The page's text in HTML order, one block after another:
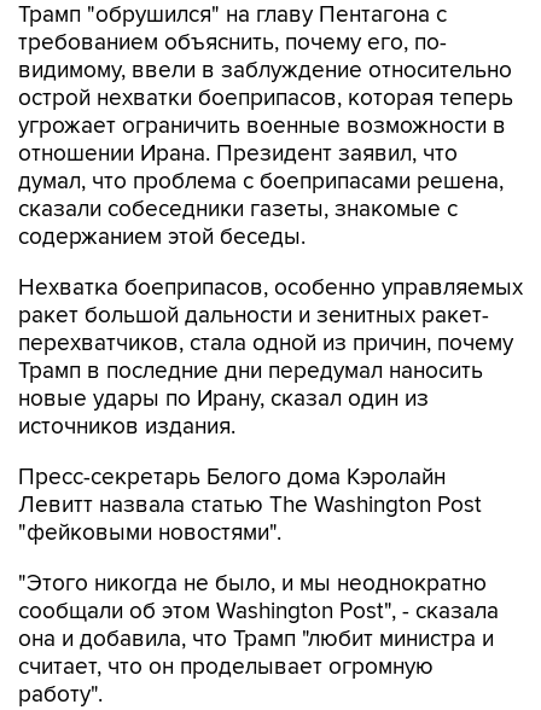
Трамп "обрушился" на главу Пентагона с
требованием объяснить, почему его, по-
видимому, ввели в заблуждение относительно
острой нехватки боеприпасов, которая теперь
угрожает ограничить военные возможности в
отношении Ирана. Президент заявил, что
думал, что проблема с боеприпасами решена,
сказали собеседники газеты, знакомые с
содержанием этой беседы.
Нехватка боеприпасов, особенно управляемых
ракет большой дальности и зенитных ракет-
перехватчиков, стала одной из причин, почему
Трамп в последние дни передумал наносить
новые удары по Ирану, сказал один из
источников издания.
Пресс-секретарь Белого дома Кэролайн
Левитт назвала статью The Washington Post
"фейковыми новостями".
"Этого никогда не было, и мы неоднократно
сообщали об этом Washington Post", - сказала
она и добавила, что Трамп "любит министра и
считает, что он проделывает огромную
работу".